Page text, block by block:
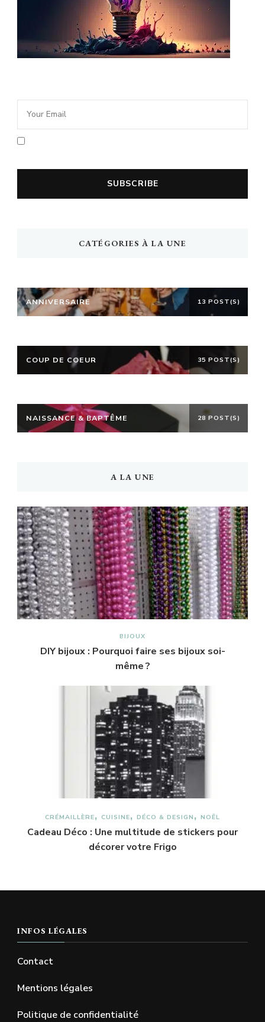
CATÉGORIES À LA UNE
ANNIVERSAIRE 13 POST(S)
COUP DE COEUR 35 POST(S)
NAISSANCE & BAPTÊME 28 POST(S)
A LA UNE
BIJOUX
DIY bijoux : Pourquoi faire ses bijoux soi-
même ?
CRÉMAILLÈRE CUISINE DÉCO & DESIGN NOËL
Cadeau Déco : Une multitude de stickers pour
décorer votre Frigo
INFOS LÉGALES
Contact
Mentions légales
Politique de confidentialité